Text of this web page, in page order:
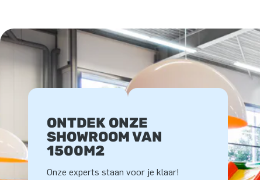
ONTDEK ONZE
SHOWROOM VAN
1500M2
Onze experts staan voor je klaar!